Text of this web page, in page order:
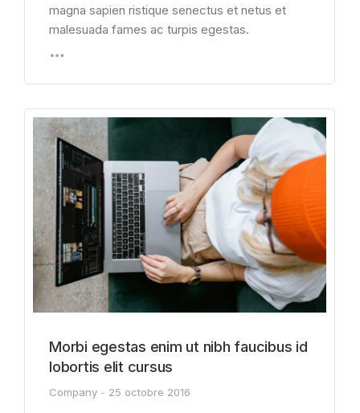
magna sapien ristique senectus et netus et
malesuada fames ac turpis egestas.
Morbi egestas enim ut nibh faucibus id
lobortis elit cursus
Company 25 octobre 2016